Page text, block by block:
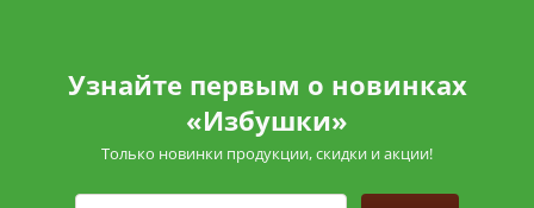
Узнайте первым о новинках
«Избушки»
Только новинки продукции, скидки и акции!